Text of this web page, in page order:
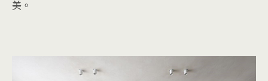
美。